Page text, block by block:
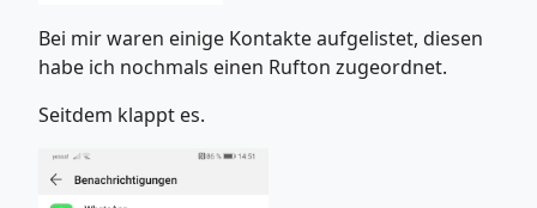
Bei mir waren einige Kontakte aufgelistet, diesen
habe ich nochmals einen Rufton zugeordnet.
Seitdem klappt es.